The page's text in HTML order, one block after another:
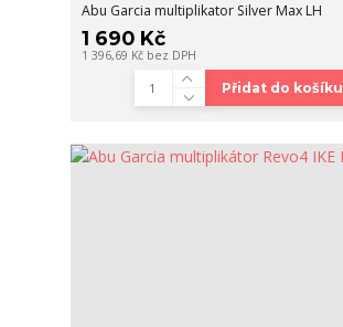
Abu Garcia multiplikator Silver Max LH
1 690 Kč
1 396,69 Kč bez DPH
Přidat do košíku